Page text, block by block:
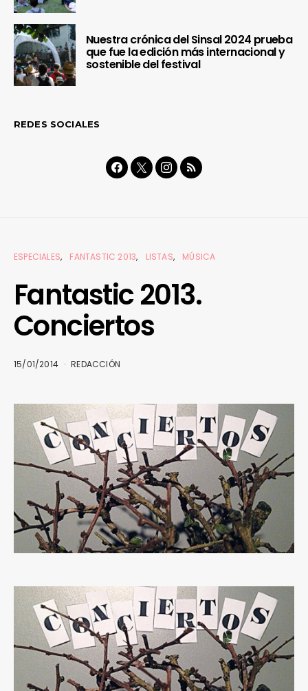
Nuestra crónica del Sinsal 2024 prueba
que fue la edición más internacional y
sostenible del festival
REDES SOCIALES
ESPECIALES FANTASTIC 2013 LISTAS MÚSICA
Fantastic 2013.
Conciertos
15/01/2014 REDACCIÓN